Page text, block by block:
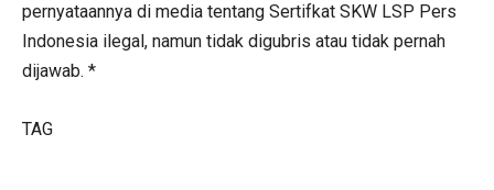
pernyataannya di media tentang Sertifkat SKW LSP Pers
Indonesia ilegal, namun tidak digubris atau tidak pernah
dijawab. *
TAG